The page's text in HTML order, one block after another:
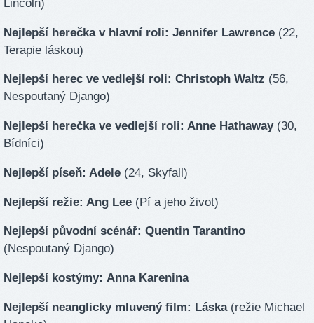
Lincoln)
Nejlepší herečka v hlavní roli: Jennifer Lawrence (22,
Terapie láskou)
Nejlepší herec ve vedlejší roli: Christoph Waltz (56,
Nespoutaný Django)
Nejlepší herečka ve vedlejší roli: Anne Hathaway(30,
Bídníci)
Nejlepší píseň: Adele (24, Skyfall)
Nejlepší režie: Ang Lee (Pí a jeho život)
Nejlepší původní scénář: Quentin Tarantino
(Nespoutaný Django)
Nejlepší kostýmy: Anna Karenina
Nejlepší neanglicky mluvený film: Láska(režie Michael